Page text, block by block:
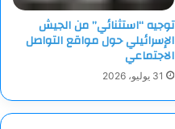
توجيه “استثنائي” من الجيش
الإسرائيلي حول مواقع التواصل
الاجتماعي
31 يوليو، 2026